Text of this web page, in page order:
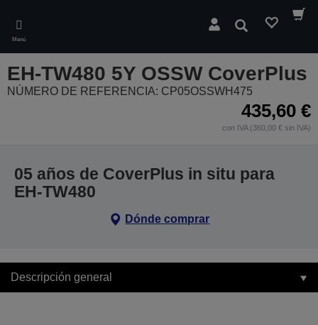
main
content
Menú
Buscar
EH-TW480 5Y OSSW CoverPlus
NÚMERO DE REFERENCIA: CP05OSSWH475
435,60 €
con IVA (360,00 € sin IVA)
05 años de CoverPlus in situ para
EH-TW480
Dónde comprar
Descripción general